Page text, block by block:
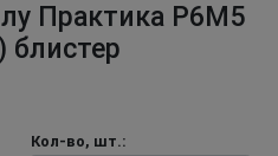
Практика Р6М5
блистер
Кол-во, шт.: